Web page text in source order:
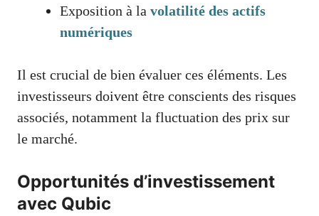
Exposition à la volatilité des actifs
numériques
Il est crucial de bien évaluer ces éléments. Les
investisseurs doivent être conscients des risques
associés, notamment la fluctuation des prix sur
le marché.
Opportunités d’investissement
avec Qubic